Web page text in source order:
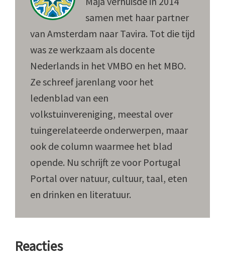
samen met haar partner
van Amsterdam naar Tavira. Tot die tijd
was ze werkzaam als docente
Nederlands in het VMBO en het MBO.
Ze schreef jarenlang voor het
ledenblad van een
volkstuinvereniging, meestal over
tuingerelateerde onderwerpen, maar
ook de column waarmee het blad
opende. Nu schrijft ze voor Portugal
Portal over natuur, cultuur, taal, eten
en drinken en literatuur.
Lees
Reacties